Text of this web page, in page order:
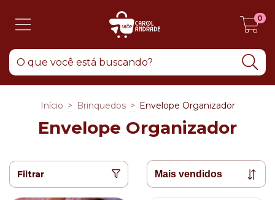
0
Início > Brinquedos > Envelope Organizador
Envelope Organizador
Filtrar